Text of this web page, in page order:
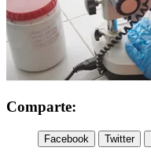
Comparte:
Facebook Twitter